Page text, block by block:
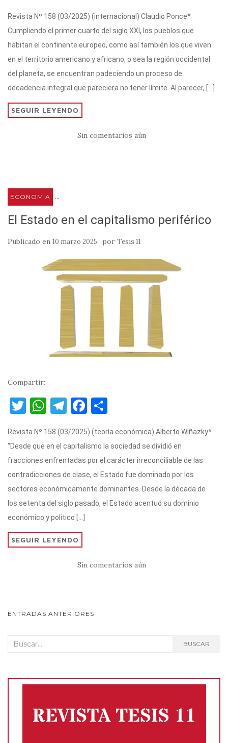
it
te
r
at
s
A
p
p
e
gr
a
m
c
e
b
o
o
m
p
ar
ti
r
Revista Nº 158 (03/2025) (internacional) Claudio Ponce*
Cumpliendo el primer cuarto del siglo XXI, los pueblos que
habitan el continente europeo, como así también los que viven
en el territorio americano y africano, o sea la región occidental
del planeta, se encuentran padeciendo un proceso de
decadencia integral que pareciera no tener límite. Al parecer, […]
SEGUIR LEYENDO
Sin comentarios aún
ECONOMIA ...
El Estado en el capitalismo periférico
Publicado en 10 marzo 2025 por Tesis 11
Compartir:
T
it
te
r
W
at
s
A
p
p
T
e
gr
a
m
F
c
e
b
o
o
m
p
ar
ti
r
Revista Nº 158 (03/2025) (teoría económica) Alberto Wiñazky*
“Desde que en el capitalismo la sociedad se dividió en
fracciones enfrentadas por el carácter irreconciliable de las
contradicciones de clase, el Estado fue dominado por los
sectores económicamente dominantes. Desde la década de
los setenta del siglo pasado, el Estado acentuó su dominio
económico y político […]
SEGUIR LEYENDO
Sin comentarios aún
NAVEGACIÓN
POSTS
ENTRADAS ANTERIORES
Buscar: BUSCAR